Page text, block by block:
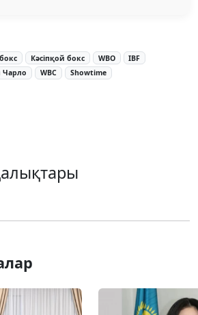
бокс Кәсіпқой бокс WBO
IBF
WBC Showtime